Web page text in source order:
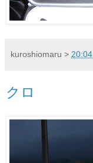
kuroshiomaru > 20:04
クロ